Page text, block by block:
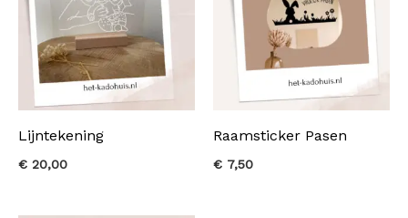
Lijntekening
€ 20,00
Raamsticker Pasen
€ 7,50